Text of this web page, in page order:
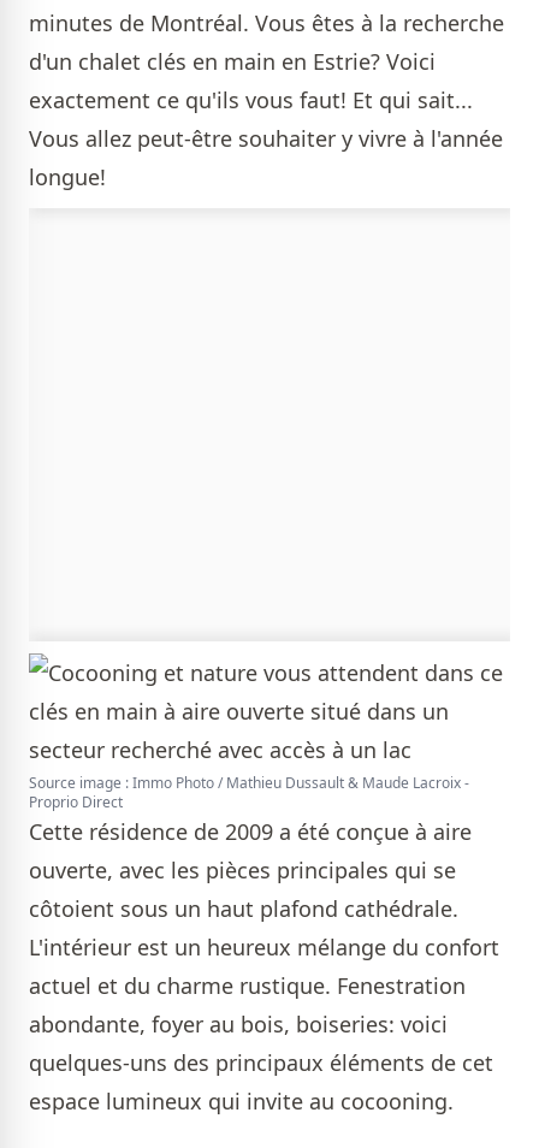
minutes de Montréal. Vous êtes à la recherche
d'un chalet clés en main en Estrie? Voici
exactement ce qu'ils vous faut! Et qui sait...
Vous allez peut-être souhaiter y vivre à l'année
longue!
Source image : Immo Photo / Mathieu Dussault & Maude Lacroix -
Proprio Direct
Cette résidence de 2009 a été conçue à aire
ouverte, avec les pièces principales qui se
côtoient sous un haut plafond cathédrale.
L'intérieur est un heureux mélange du confort
actuel et du charme rustique. Fenestration
abondante, foyer au bois, boiseries: voici
quelques-uns des principaux éléments de cet
espace lumineux qui invite au cocooning.